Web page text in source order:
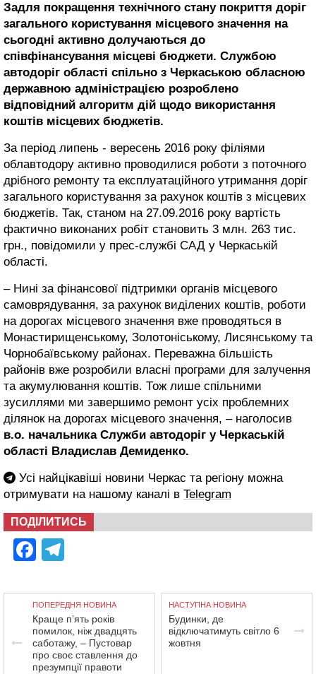
Задля покращення технічного стану покриття доріг
загального користування місцевого значення на
сьогодні активно долучаються до
співфінансування місцеві бюджети. Службою
автодоріг області спільно з Черкаською обласною
державною адміністрацією розроблено
відповідний алгоритм дій щодо використання
коштів місцевих бюджетів.
За період липень - вересень 2016 року філіями
облавтодору активно проводилися роботи з поточного
дрібного ремонту та експлуатаційного утримання доріг
загального користування за рахунок коштів з місцевих
бюджетів. Так, станом на 27.09.2016 року вартість
фактично виконаних робіт становить 3 млн. 263 тис.
грн., повідомили у прес-службі САД у Черкаській
області.
– Нині за фінансової підтримки органів місцевого
самоврядування, за рахунок виділених коштів, роботи
на дорогах місцевого значення вже проводяться в
Монастирищенському, Золотоніському, Лисянському та
Чорнобаївському районах. Переважна більшість
районів вже розробили власні програми для залучення
та акумулювання коштів. Тож лише спільними
зусиллями ми завершимо ремонт усіх проблемних
ділянок на дорогах місцевого значення, – наголосив
в.о. начальника Служби автодоріг у Черкаській
області Владислав Демиденко.
Усі найцікавіші новини Черкас та регіону можна
отримувати на нашому каналі в Telegram
ПОДІЛИТИСЬ
Facebook
ПОПЕРЕДНЯ НОВИНА
Краще п’ять років
помилок, ніж двадцять
саботажу, – Пустовар
про своє ставлення до
презумпції правоти
НАСТУПНА НОВИНА
Будинки, де
відключатимуть світло 6
жовтня